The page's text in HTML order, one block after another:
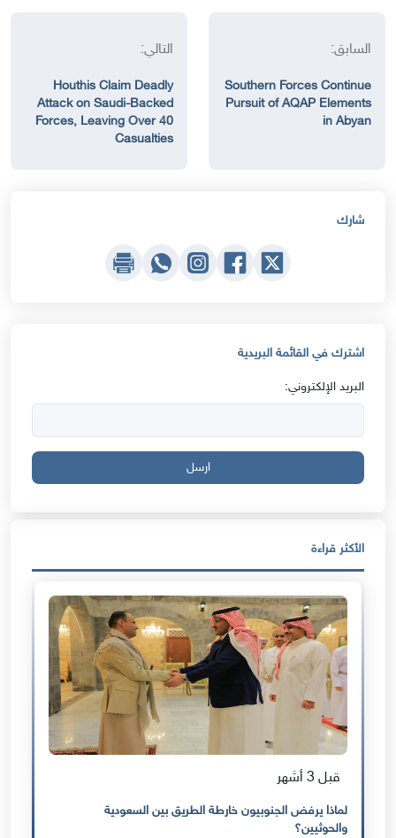
السابق:
Southern Forces Continue
Pursuit of AQAP Elements
in Abyan
التالي:
Houthis Claim Deadly
Attack on Saudi-Backed
Forces, Leaving Over 40
Casualties
شارك
اشترك في القائمة البريدية
البريد الإلكتروني:
ارسل
الأكثر قراءة
قبل 3 أشهر
لماذا يرفض الجنوبيون خارطة الطريق بين السعودية
والحوثيين؟